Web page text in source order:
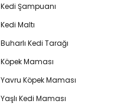
Kedi Şampuanı
Kedi Maltı
Buharlı Kedi Tarağı
Köpek Maması
Yavru Köpek Maması
Yaşlı Kedi Maması